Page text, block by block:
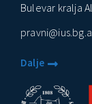
Bulevar kralja
Dalje